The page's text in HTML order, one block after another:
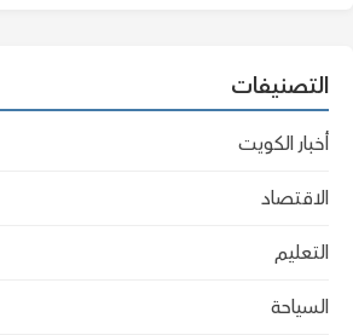
التصنيفات
أخبار الكويت
الاقتصاد
التعليم
السياحة